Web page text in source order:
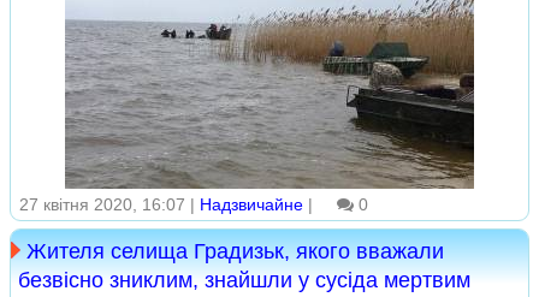
27 квітня 2020, 16:07 | Надзвичайне | 0
Жителя селища Градизьк, якого вважали
безвісно зниклим, знайшли у сусіда мертвим